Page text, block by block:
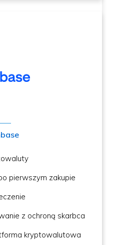
pierwszym zakupie
z ochroną skarbca
kryptowalutowa